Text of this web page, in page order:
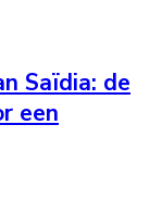
Saïdia: de
een